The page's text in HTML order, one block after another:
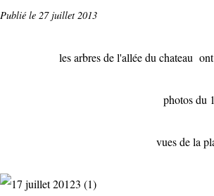
Publié le 27 juillet 2013
les arbres de l'allée du chateau
photos du
vues de la